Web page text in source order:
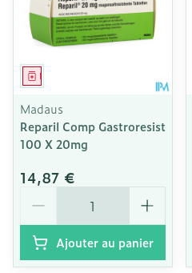
Médicament
Madaus
Reparil Comp Gastroresist
100 X 20mg
14,87 €
Ajouter au panier